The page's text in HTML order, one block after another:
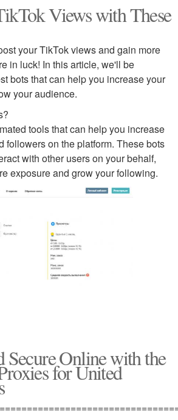
Views with These
your TikTok views and gain more
in luck! In this article, we'll be
bots that can help you increase your
your audience.
tools that can help you increase
followers on the platform. These bots
with other users on your behalf,
exposure and grow your following.
Secure Online with the
for United